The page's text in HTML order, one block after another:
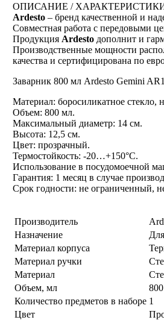
ОПИСАНИЕ /
Ardesto – бренд качественной и
Совместная работа с передовыми
Продукция Ardesto дополнит и
Производственные мощности
качества и сертифицирована по
Заварник 800 мл Ardesto Gemini
Материал: боросиликатное стекло,
Объем: 800 мл.
Максимальный диаметр: 14 см.
Высота: 12,5 см.
Цвет: прозрачный.
Термостойкость: -20…+150°C.
Использование в посудомоечной
Гарантия: 1 месяц в случае
Срок годности: не ограниченный,
Производитель
Назначение
Материал корпуса
Материал ручки
Материал
Объем, мл
800
Количество предметов в наборе 1
Цвет